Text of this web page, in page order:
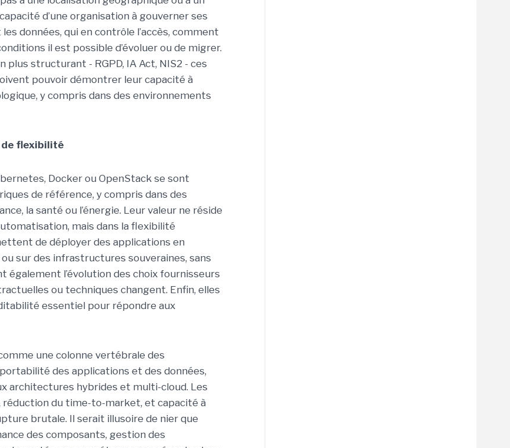
d’une organisation à gouverner ses
données, qui en contrôle l’accès, comment
il est possible d’évoluer ou de migrer.
structurant - RGPD, IA Act, NIS2 - ces
pouvoir démontrer leur capacité à
y compris dans des environnements
de flexibilité
Docker ou OpenStack se sont
de référence, y compris dans des
la santé ou l’énergie. Leur valeur ne réside
mais dans la flexibilité
de déployer des applications en
sur des infrastructures souveraines, sans
également l’évolution des choix fournisseurs
ou techniques changent. Enfin, elles
essentiel pour répondre aux
une colonne vertébrale des
des applications et des données,
architectures hybrides et multi-cloud. Les
du time-to-market, et capacité à
brutale. Il serait illusoire de nier que
des composants, gestion des